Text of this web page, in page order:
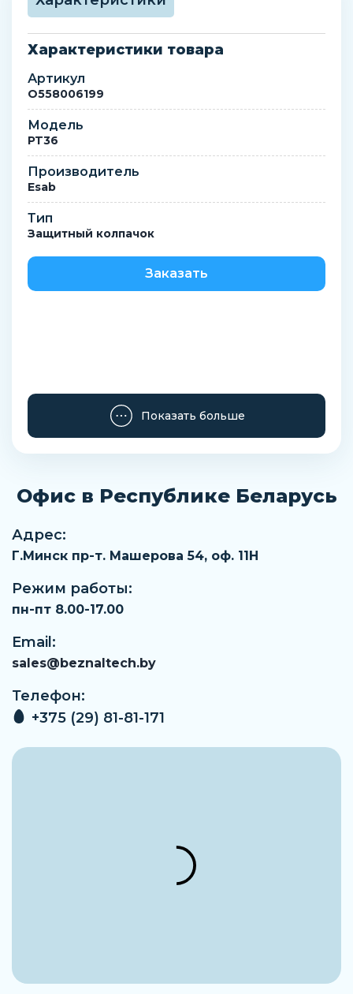
Характеристики товара
Артикул
O558006199
Модель
PT36
Производитель
Esab
Тип
Защитный колпачок
Заказать
Показать больше
Офис в Республике Беларусь
Адрес:
Г.Минск пр-т. Машерова 54, оф. 11H
Режим работы:
пн-пт 8.00-17.00
Email:
sales@beznaltech.by
Телефон:
+375 (29) 81-81-171